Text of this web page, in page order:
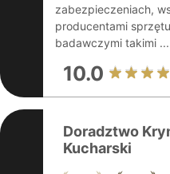
zabezpieczeniach,
producentami
badawczymi takimi ...
10.0
Doradztwo
Kucharski